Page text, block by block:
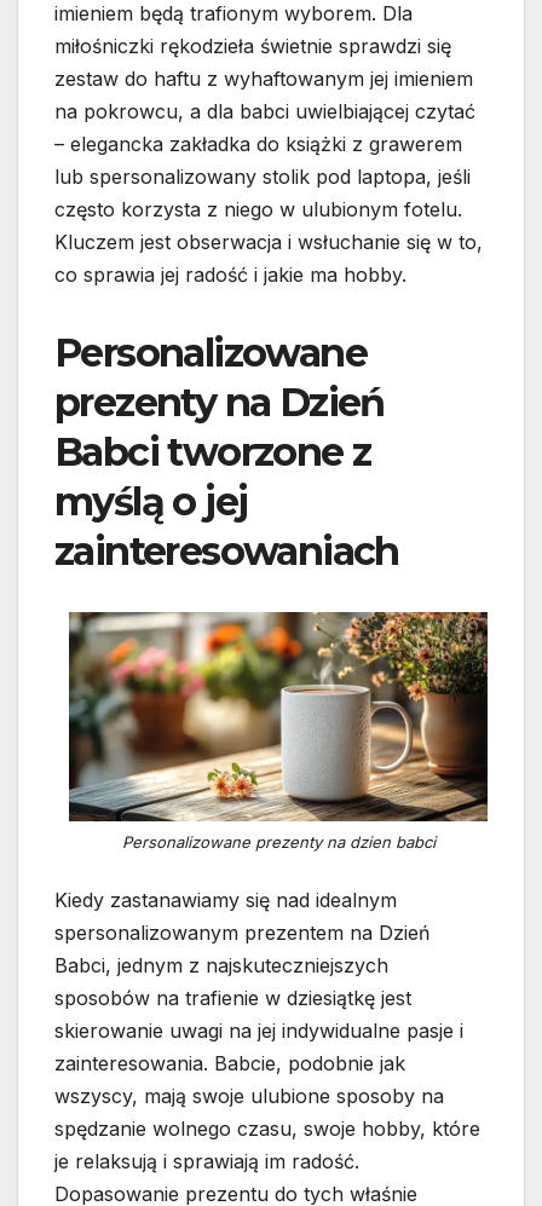
imieniem będą trafionym wyborem. Dla
miłośniczki rękodzieła świetnie sprawdzi się
zestaw do haftu z wyhaftowanym jej imieniem
na pokrowcu, a dla babci uwielbiającej czytać
– elegancka zakładka do książki z grawerem
lub spersonalizowany stolik pod laptopa, jeśli
często korzysta z niego w ulubionym fotelu.
Kluczem jest obserwacja i wsłuchanie się w to,
co sprawia jej radość i jakie ma hobby.
Personalizowane
prezenty na Dzień
Babci tworzone z
myślą o jej
zainteresowaniach
Personalizowane prezenty na dzien babci
Kiedy zastanawiamy się nad idealnym
spersonalizowanym prezentem na Dzień
Babci, jednym z najskuteczniejszych
sposobów na trafienie w dziesiątkę jest
skierowanie uwagi na jej indywidualne pasje i
zainteresowania. Babcie, podobnie jak
wszyscy, mają swoje ulubione sposoby na
spędzanie wolnego czasu, swoje hobby, które
je relaksują i sprawiają im radość.
Dopasowanie prezentu do tych właśnie